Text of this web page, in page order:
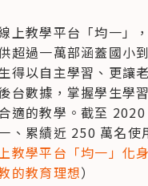
上教學平台「均一」
超過一萬部涵蓋國小
得以自主學習、更讓
台數據，掌握學生學
適的教學。截至
、累績近 250 萬名使
教學平台「均一」化
的教育理想）